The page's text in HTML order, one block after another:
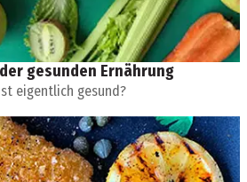
gesunden Ernährung
eigentlich gesund?